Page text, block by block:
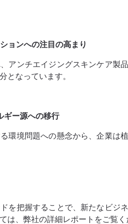
ョンへの注目の高まり
アンチエイジングスキンケア製
となっています。
ギー源への移行
環境問題への懸念から、企業は
を把握することで、新たなビジ
は、弊社の詳細レポートをご覧く